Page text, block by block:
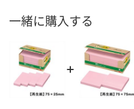
一緒に購入する